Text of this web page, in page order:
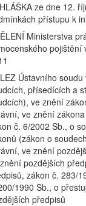
ze dne 12.
přístupu k
Ministerstva
Ústavního
přísedících a
ve znění
ve znění
č. 6/2002 Sb., o
(zákon o
ve znění
pozdějších
zákon č. 283/
1990 Sb., o
předpisů